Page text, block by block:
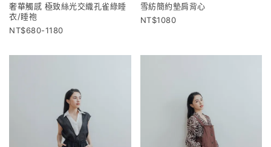
奢華觸感 極致絲光交織孔雀綠睡
衣/睡袍
680-1180
雪紡簡約墊肩背心
1080